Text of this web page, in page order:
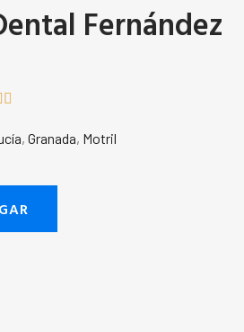
Fernández

,Granada, Motril